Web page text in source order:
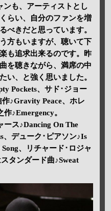
も、アーティストとし
らい、自分のファンを増
べきだと思っています。
方もいますが、聴いて下
も追求出来るのです。昨
を聴きながら、満席の中
い、と強く思いました。
Pockets、サド･ジョー
♪Gravity Peace、ホレ
♪Emergency。
ス♪Dancing On The
、デューク･ピアソン♪Is
、リチャード･ロジャ
タンダード曲♪Sweat